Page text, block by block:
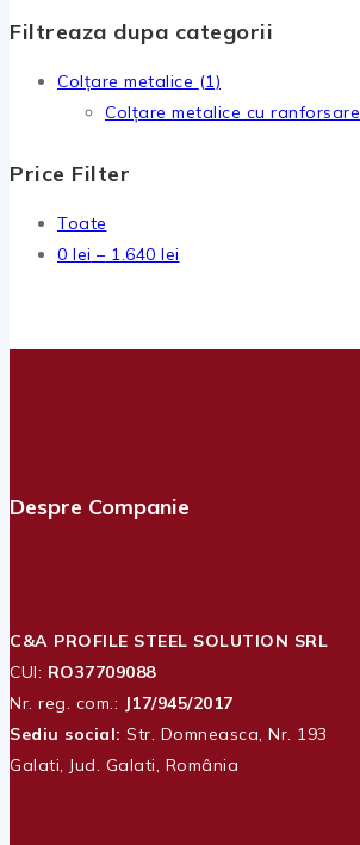
Filtreaza dupa categorii
Colțare metalice (1)
Colțare metalice cu ranforsare
Price Filter
Toate
0 lei – 1.640 lei
Despre Companie
C&A PROFILE STEEL SOLUTION SRL
CUI: RO37709088
Nr. reg. com.: J17/945/2017
Sediu social: Str. Domneasca, Nr. 193
Galati, Jud. Galati, România